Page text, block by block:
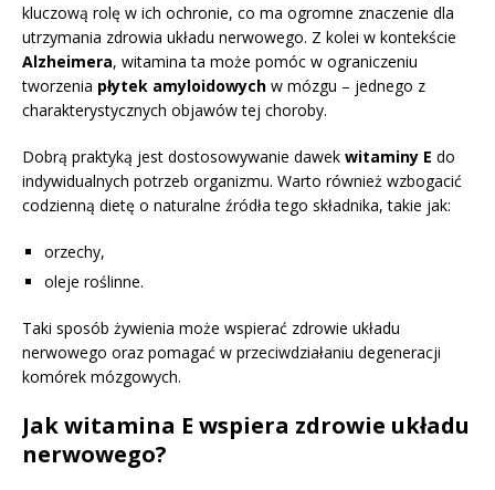
kluczową rolę w ich ochronie, co ma ogromne znaczenie dla
utrzymania zdrowia układu nerwowego. Z kolei w kontekście
Alzheimera, witamina ta może pomóc w ograniczeniu
tworzenia płytek amyloidowych w mózgu – jednego z
charakterystycznych objawów tej choroby.
Dobrą praktyką jest dostosowywanie dawek witaminy E do
indywidualnych potrzeb organizmu. Warto również wzbogacić
codzienną dietę o naturalne źródła tego składnika, takie jak:
orzechy,
oleje roślinne.
Taki sposób żywienia może wspierać zdrowie układu
nerwowego oraz pomagać w przeciwdziałaniu degeneracji
komórek mózgowych.
Jak witamina E wspiera zdrowie układu
nerwowego?